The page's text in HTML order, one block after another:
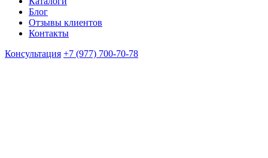
Блог
Отзывы клиентов
Контакты
Консультация +7 (977) 700-70-78